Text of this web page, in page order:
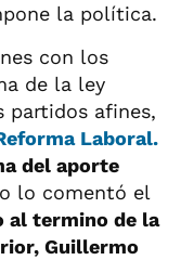
la política.
con los
de la ley
partidos afines,
Laboral.
del aporte
lo comentó el
al termino de la
Guillermo